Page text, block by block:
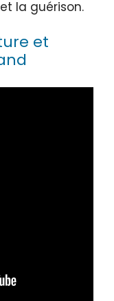
la guérison.
et